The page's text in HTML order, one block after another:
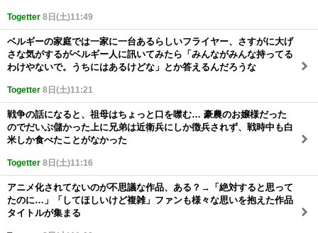
Togetter 8日(土)11:49
ベルギーの家庭では一家に一台あるらしいフライヤー、さすがに大げ
さな気がするがベルギー人に訊いてみたら「みんながみんな持ってる
わけやないで。うちにはあるけどな」とか答えるんだろうな
Togetter 8日(土)11:21
戦争の話になると、祖母はちょっと口を噤む… 豪農のお嬢様だった
のでだいぶ儲かった上に兄弟は近衛兵にしか徴兵されず、戦時中も白
米しか食べたことがなかった
Togetter 8日(土)11:16
アニメ化されてないのが不思議な作品、ある？→「絶対すると思って
たのに…」「してほしいけど複雑」ファンも様々な思いを抱えた作品
タイトルが集まる